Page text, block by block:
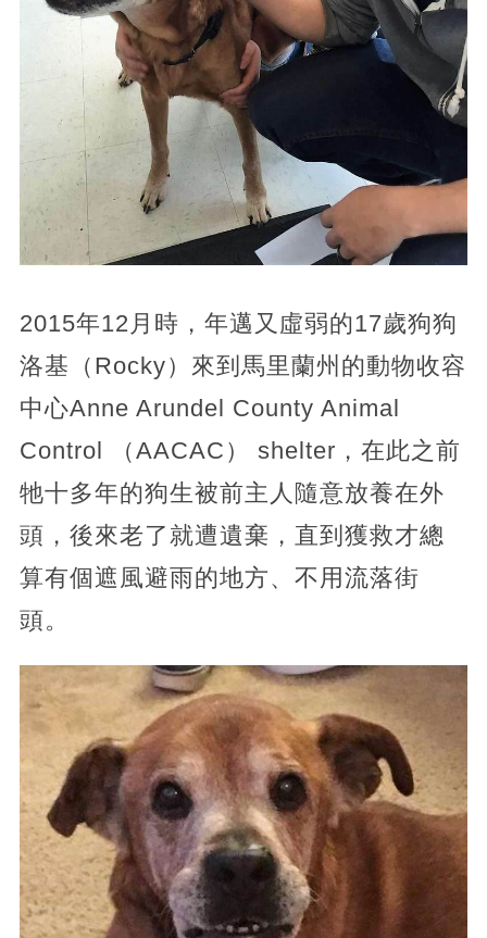
2015年12月時，年邁又虛弱的17歲狗狗
洛基（Rocky）來到馬里蘭州的動物收容
中心Anne Arundel County Animal
Control （AACAC） shelter，在此之前
牠十多年的狗生被前主人隨意放養在外
頭，後來老了就遭遺棄，直到獲救才總
算有個遮風避雨的地方、不用流落街
頭。